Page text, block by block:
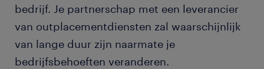
bedrijf. Je partnerschap met een leverancier
van outplacementdiensten zal waarschijnlijk
van lange duur zijn naarmate je
bedrijfsbehoeften veranderen.